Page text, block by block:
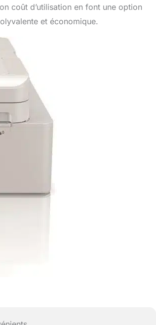
coût d’utilisation en font une option
et économique.